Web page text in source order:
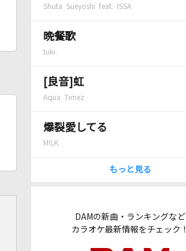
Shuta Sueyoshi feat. ISSA
晩餐歌
tuki.
[良音]虹
Aqua Timez
爆裂愛してる
M!LK
もっと見る
DAMの新曲・ランキングなど
カラオケ最新情報をチェック！